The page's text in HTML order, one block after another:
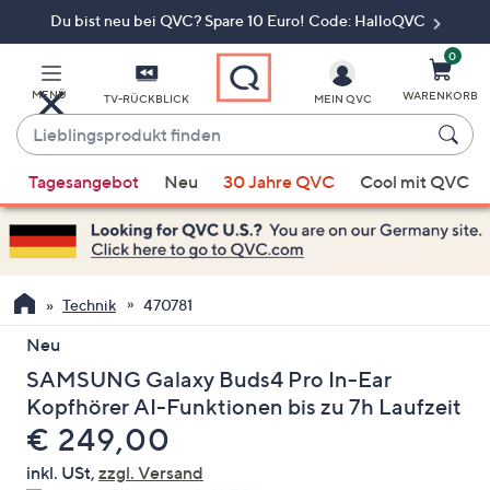
Du bist neu bei QVC? Spare 10 Euro! Code: HalloQVC
MENÜ TV-RÜCKBLICK
Lieblingsprodukt
finden
Vorschläge
verfügbar
sind,
verwenden
Sie
die
Pfeiltasten
nach
oben
und
nach
unten
MEIN QVC
0
WARENKORB
Tagesangebot Neu 30 Jahre QVC Cool mit QVC
Technik 470781
Neu
SAMSUNG Galaxy Buds4 Pro In-Ear
Kopfhörer AI-Funktionen bis zu 7h Laufzeit
Gelöscht
€ 249,00
inkl. USt, zzgl. Versand